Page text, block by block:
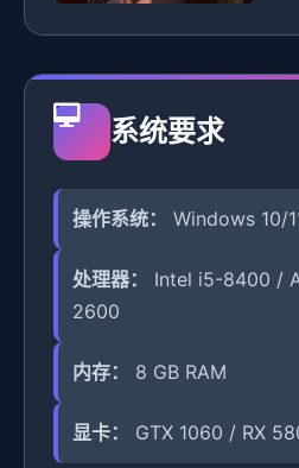
系统要求
操作系统： Windows 10/
处理器：
Intel i5-8400 /
2600
内存： 8 GB RAM
显卡： GTX 1060 / RX